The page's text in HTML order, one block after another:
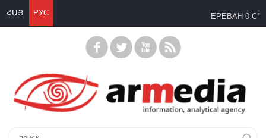
ՀԱՅ РУС ЕРЕВАН 0 C°